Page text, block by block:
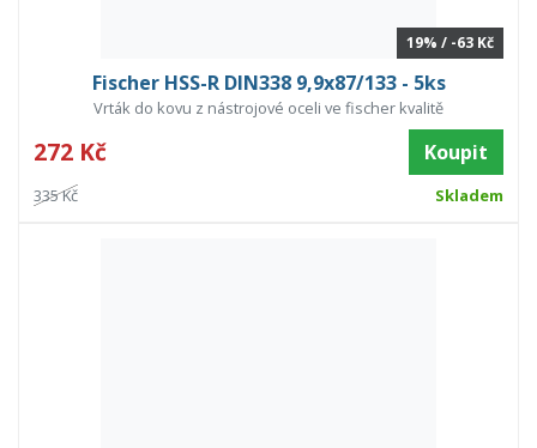
19% / -63 Kč
Fischer HSS-R DIN338 9,9x87/133 - 5ks
Vrták do kovu z nástrojové oceli ve fischer kvalitě
272 Kč Koupit
335 Kč Skladem